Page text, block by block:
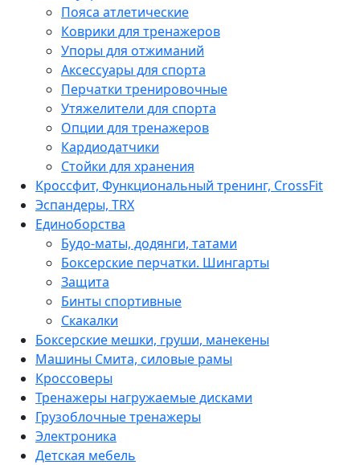
Пояса атлетические
Коврики для тренажеров
Упоры для отжиманий
Аксессуары для спорта
Перчатки тренировочные
Утяжелители для спорта
Опции для тренажеров
Кардиодатчики
Стойки для хранения
Кроссфит, Функциональный тренинг, CrossFit
Эспандеры, TRX
Единоборства
Будо-маты, додянги, татами
Боксерские перчатки. Шингарты
Защита
Бинты спортивные
Скакалки
Боксерские мешки, груши, манекены
Машины Смита, силовые рамы
Кроссоверы
Тренажеры нагружаемые дисками
Грузоблочные тренажеры
Электроника
Детская мебель